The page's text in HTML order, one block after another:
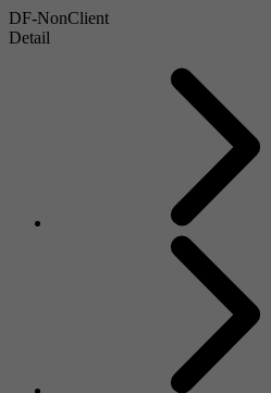
DF-NonClient
Detail